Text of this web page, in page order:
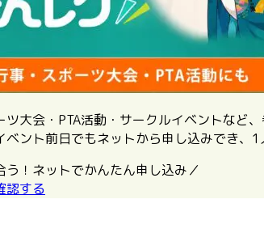
ツ大会・PTA活動・サークルイベントなど
ベント前日でもネットから申し込みでき、
う！ネットでかんたん申し込み／
認する